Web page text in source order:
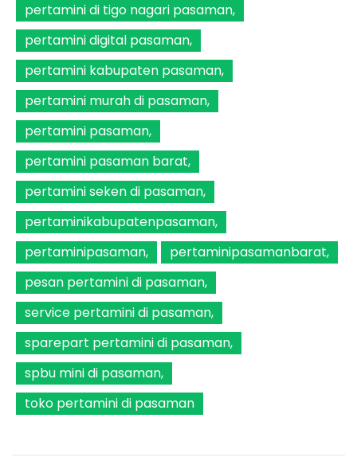
pertamini di tigo nagari pasaman
pertamini digital pasaman
pertamini kabupaten pasaman
pertamini murah di pasaman
pertamini pasaman
pertamini pasaman barat
pertamini seken di pasaman
pertaminikabupatenpasaman
pertaminipasaman
pertaminipasamanbarat
pesan pertamini di pasaman
service pertamini di pasaman
sparepart pertamini di pasaman
spbu mini di pasaman
toko pertamini di pasaman